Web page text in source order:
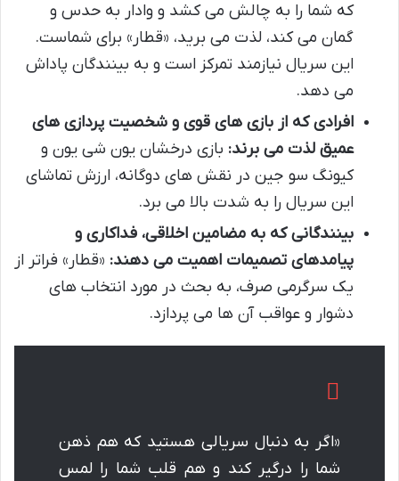
که شما را به چالش می کشد و وادار به حدس و
گمان می کند، لذت می برید، «قطار» برای شماست.
این سریال نیازمند تمرکز است و به بینندگان پاداش
می دهد.
افرادی که از بازی های قوی و شخصیت پردازی های
عمیق لذت می برند: بازی درخشان یون شی یون و
کیونگ سو جین در نقش های دوگانه، ارزش تماشای
این سریال را به شدت بالا می برد.
بینندگانی که به مضامین اخلاقی، فداکاری و
پیامدهای تصمیمات اهمیت می دهند: «قطار» فراتر از
یک سرگرمی صرف، به بحث در مورد انتخاب های
دشوار و عواقب آن ها می پردازد.
«اگر به دنبال سریالی هستید که هم ذهن
شما را درگیر کند و هم قلب شما را لمس